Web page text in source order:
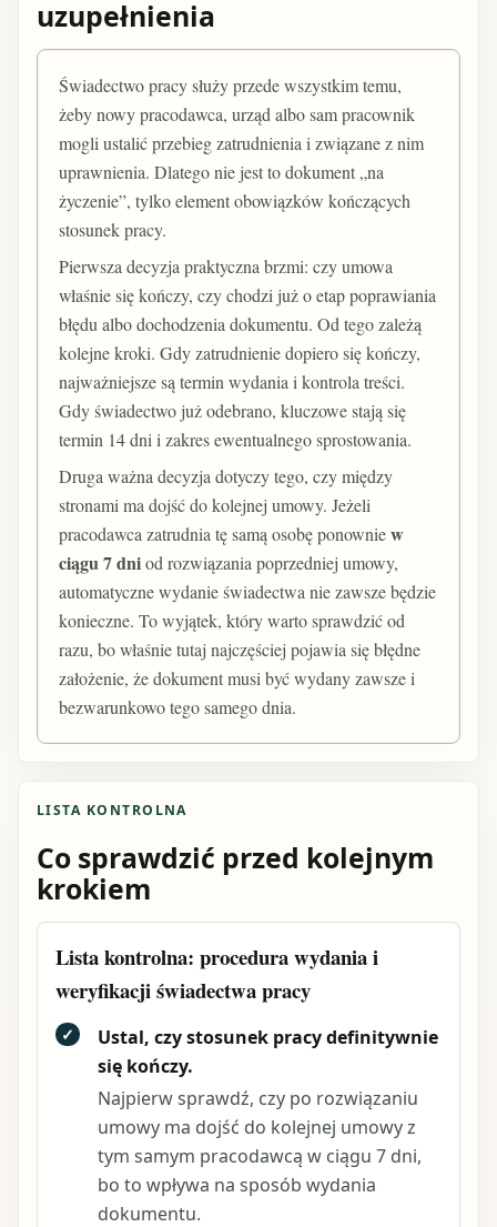
uzupełnienia
Świadectwo pracy służy przede wszystkim temu,
żeby nowy pracodawca, urząd albo sam pracownik
mogli ustalić przebieg zatrudnienia i związane z nim
uprawnienia. Dlatego nie jest to dokument „na
życzenie”, tylko element obowiązków kończących
stosunek pracy.
Pierwsza decyzja praktyczna brzmi: czy umowa
właśnie się kończy, czy chodzi już o etap poprawiania
błędu albo dochodzenia dokumentu. Od tego zależą
kolejne kroki. Gdy zatrudnienie dopiero się kończy,
najważniejsze są termin wydania i kontrola treści.
Gdy świadectwo już odebrano, kluczowe stają się
termin 14 dni i zakres ewentualnego sprostowania.
Druga ważna decyzja dotyczy tego, czy między
stronami ma dojść do kolejnej umowy. Jeżeli
pracodawca zatrudnia tę samą osobę ponowniew
ciągu 7 dniod rozwiązania poprzedniej umowy,
automatyczne wydanie świadectwa nie zawsze będzie
konieczne. To wyjątek, który warto sprawdzić od
razu, bo właśnie tutaj najczęściej pojawia się błędne
założenie, że dokument musi być wydany zawsze i
bezwarunkowo tego samego dnia.
LISTA KONTROLNA
Co sprawdzić przed kolejnym
krokiem
Lista kontrolna: procedura wydania i
weryfikacji świadectwa pracy
✓
Ustal, czy stosunek pracy definitywnie
się kończy.
Najpierw sprawdź, czy po rozwiązaniu
umowy ma dojść do kolejnej umowy z
tym samym pracodawcą w ciągu 7 dni,
bo to wpływa na sposób wydania
dokumentu.